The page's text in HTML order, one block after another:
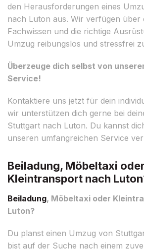
den Herausforderungen eines
nach Luton aus. Wir verfügen über
Fachwissen und die richtige
Umzug reibungslos und stressfrei
Überzeuge dich selbst von
Service!
Kontaktiere uns jetzt für dein
wir unterstützen dich gerne bei
Stuttgart nach Luton. Du kannst
unseren umfangreichen Service
Beiladung, Möbeltaxi oder
Kleintransport nach
Beiladung, Möbeltaxi oder
Luton?
Du planst einen Umzug von
bist auf der Suche nach einem